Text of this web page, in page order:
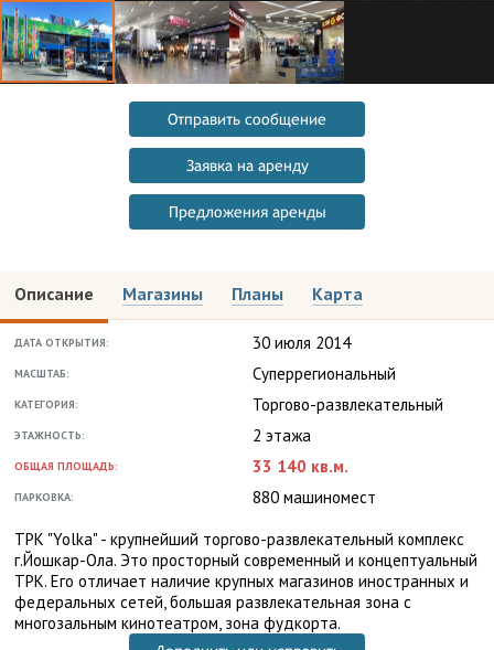
Отправить сообщение
Заявка на аренду
Предложения аренды
Описание Магазины Планы Карта
ДАТА ОТКРЫТИЯ: 30 июля 2014
МАСШТАБ: Суперрегиональный
КАТЕГОРИЯ: Торгово-развлекательный
ЭТАЖНОСТЬ: 2 этажа
ОБЩАЯ ПЛОЩАДЬ: 33 140 кв.м.
ПАРКОВКА:
880 машиномест
ТРК "Yolka" - крупнейший торгово-развлекательный комплекс
г.Йошкар-Ола. Это просторный современный и концептуальный
ТРК. Его отличает наличие крупных магазинов иностранных и
федеральных сетей, большая развлекательная зона с
многозальным кинотеатром, зона фудкорта.